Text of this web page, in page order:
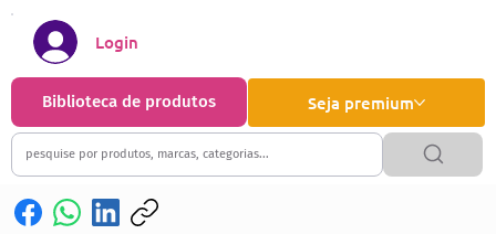
Seja premium
Biblioteca de produtos
Login